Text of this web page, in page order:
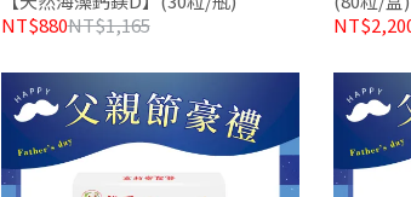
NT$880NT$1,165